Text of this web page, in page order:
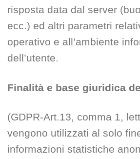
risposta data dal server
ecc.) ed altri parametri
operativo e all’ambiente
dell’utente.
Finalità e base giuridica
(GDPR-Art.13, comma 1,
vengono utilizzati al solo
informazioni statistiche